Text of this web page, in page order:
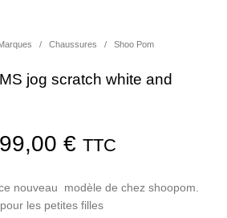
Cadeaux Nos Marques
/ Chaussures / Shoo Pom
jog scratch white and
99,00€ Plage de prix
TTC
nouveau modèle de chez shoopom.
les petites filles